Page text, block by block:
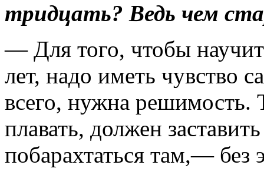
тридцать? Ведь чем
— Для того, чтобы
лет, надо иметь чувство
всего, нужна
плавать, должен
побарахтаться там,— без